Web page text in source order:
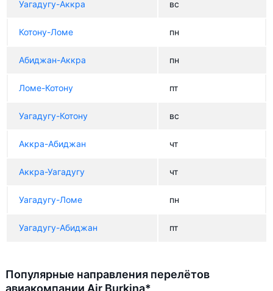
Уагадугу-Аккра вс
Котону-Ломе пн
Абиджан-Аккра пн
Ломе-Котону пт
Уагадугу-Котону вс
Аккра-Абиджан чт
Аккра-Уагадугу чт
Уагадугу-Ломе пн
Уагадугу-Абиджан пт
Популярные направления перелётов
авиакомпании Air Burkina*